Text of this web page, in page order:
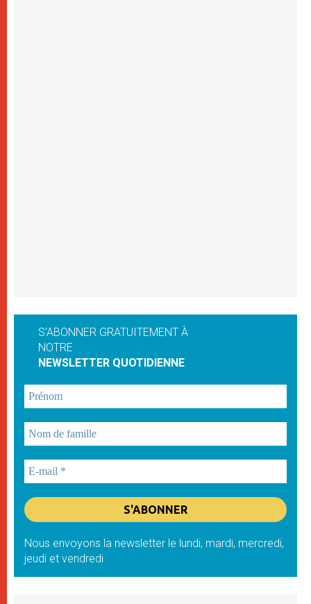
S'ABONNER GRATUITEMENT À
NOTRE
NEWSLETTER QUOTIDIENNE
Nous envoyons la newsletter le lundi, mardi, mercredi,
jeudi et vendredi